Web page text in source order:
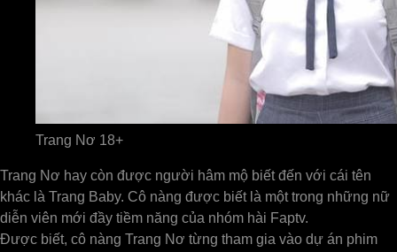
Trang Nơ 18+
Trang Nơ hay còn được người hâm mộ biết đến với cái tên
khác là Trang Baby. Cô nàng được biết là một trong những nữ
diễn viên mới đầy tiềm năng của nhóm hài Faptv.
Được biết, cô nàng Trang Nơ từng tham gia vào dự án phim